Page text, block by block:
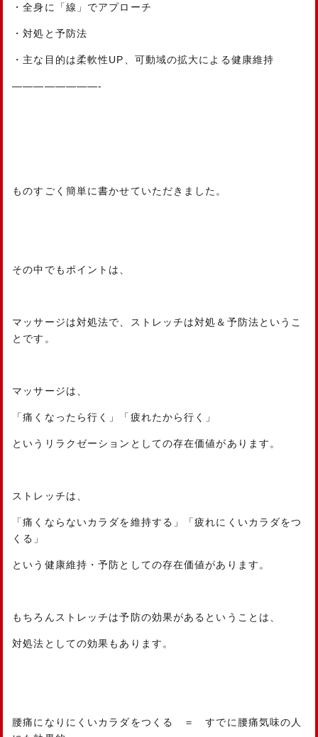
・全身に「線」でアプローチ
・対処と予防法
・主な目的は柔軟性UP、可動域の拡大による健康維持
————————-
ものすごく簡単に書かせていただきました。
その中でもポイントは、
マッサージは対処法で、ストレッチは対処＆予防法というこ
とです。
マッサージは、
「痛くなったら行く」「疲れたから行く」
というリラクゼーションとしての存在価値があります。
ストレッチは、
「痛くならないカラダを維持する」「疲れにくいカラダをつ
くる」
という健康維持・予防としての存在価値があります。
もちろんストレッチは予防の効果があるということは、
対処法としての効果もあります。
腰痛になりにくいカラダをつくる ＝ すでに腰痛気味の人